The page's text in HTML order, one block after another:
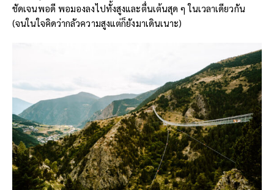
ชัดเจนพอดี พอมองลงไปทั้งสูงและตื่นเต้นสุด ๆ ในเวลาเดียวกัน
(จนในใจคิดว่ากลัวความสูงแต่ก็ยังมาเดินเนาะ)